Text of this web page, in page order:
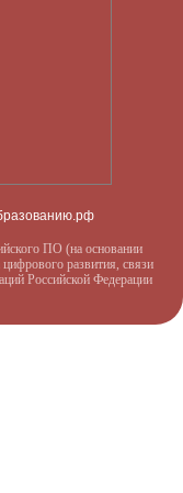
ПО (на основании
развития, связи
Российской Федерации